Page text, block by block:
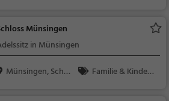
Münsingen
in Münsingen
Münsingen, Schwe
Familie & Kinder,